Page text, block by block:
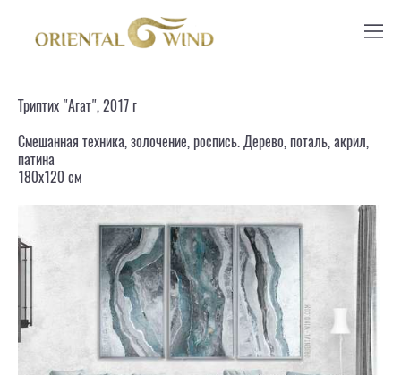
Триптих "Агат", 2017 г
Смешанная техника, золочение, роспись. Дерево, поталь, акрил,
патина
180х120 см